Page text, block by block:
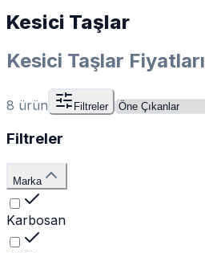
Kesici Taşlar
Kesici Taşlar Fiyatları
8 ürün Filtreler
Filtreler
Marka
Karbosan